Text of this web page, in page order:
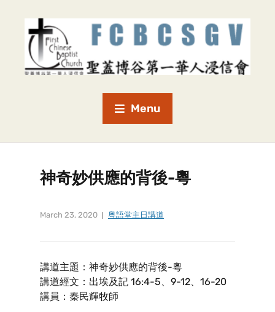
Menu
神奇妙供應的背後-粵
March 23, 2020 粤語堂主日講道
講道主題：神奇妙供應的背後-粵
講道經文：出埃及記 16:4-5、9-12、16-20
講員：秦民輝牧師